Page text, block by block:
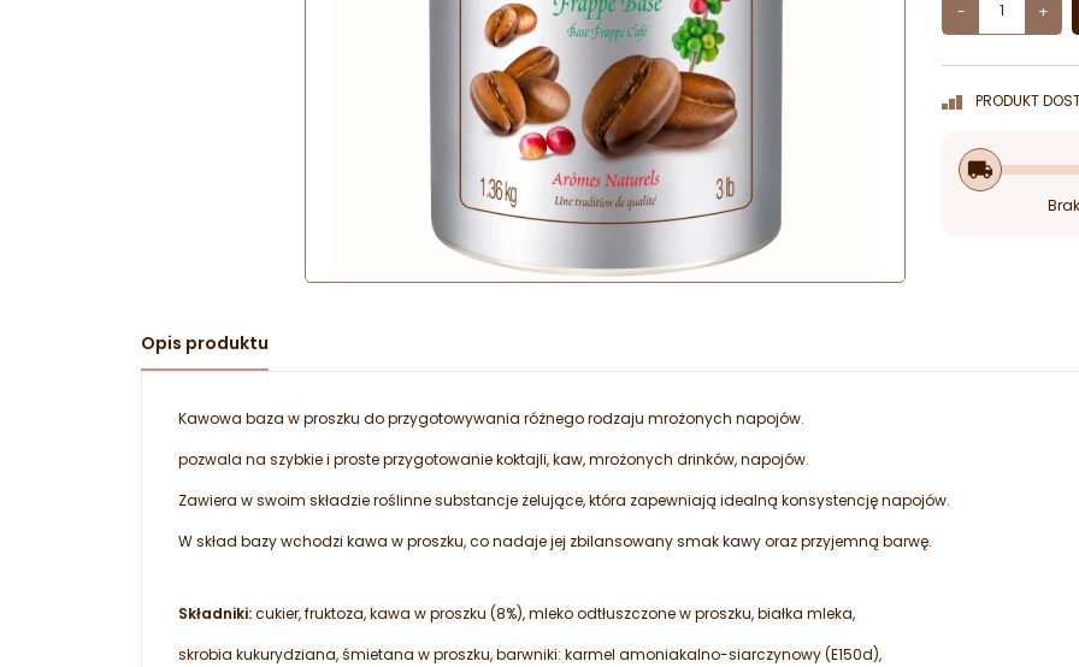
- +
PRODUKT
local_shipping
Opis produktu
Kawowa baza w proszku do przygotowywania różnego rodzaju mrożonych napojów.
pozwala na szybkie i proste przygotowanie koktajli, kaw, mrożonych drinków, napojów.
Zawiera w swoim składzie roślinne substancje żelujące, która zapewniają idealną konsystencję napojów.
W skład bazy wchodzi kawa w proszku, co nadaje jej zbilansowany smak kawy oraz przyjemną barwę.
Składniki:cukier, fruktoza, kawa w proszku (8%), mleko odtłuszczone w proszku, białka mleka,
skrobia kukurydziana, śmietana w proszku, barwniki: karmel amoniakalno-siarczynowy (E150d),